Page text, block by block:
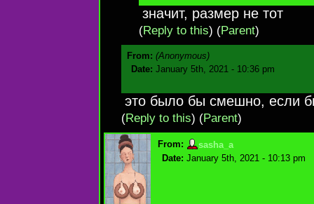
значит, размер не тот
(Reply to this) (Parent)
From: (Anonymous)
Date: January 5th, 2021 - 10:36 pm
это было бы смешно, если
(Reply to this) (Parent)
From:
sasha_a
Date: January 5th, 2021 - 10:13 pm